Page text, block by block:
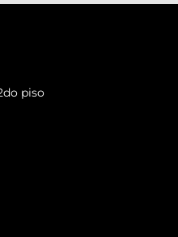
piso